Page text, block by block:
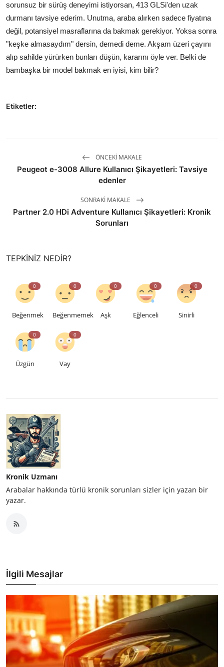
sorunsuz bir sürüş deneyimi istiyorsan, 413 GLSi'den uzak
durmanı tavsiye ederim. Unutma, araba alırken sadece fiyatına
değil, potansiyel masraflarına da bakmak gerekiyor. Yoksa sonra
"keşke almasaydım" dersin, demedi deme. Akşam üzeri çayını
alıp sahilde yürürken bunları düşün, kararını öyle ver. Belki de
bambaşka bir model bakmak en iyisi, kim bilir?
Etiketler:
ÖNCEKI MAKALE
Peugeot e-3008 Allure Kullanıcı Şikayetleri: Tavsiye
edenler
SONRAKI MAKALE
Partner 2.0 HDi Adventure Kullanıcı Şikayetleri: Kronik
Sorunları
TEPKINIZ NEDIR?
0
Beğenmek
0
Beğenmemek
0
Aşk
0
Eğlenceli
0
Sinirli
0
Üzgün
0
Vay
Kronik Uzmanı
Arabalar hakkında türlü kronik sorunları sizler için yazan bir
yazar.
İlgili Mesajlar